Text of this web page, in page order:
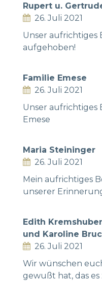
Rupert u.
26. Juli 2021
Unser aufrichtiges
aufgehoben!
Familie Emese
26. Juli 2021
Unser aufrichtiges
Emese
Maria Steininger
26. Juli 2021
Mein aufrichtiges
unserer
Edith
und Karoline
26. Juli 2021
Wir wünschen
gewußt hat, das